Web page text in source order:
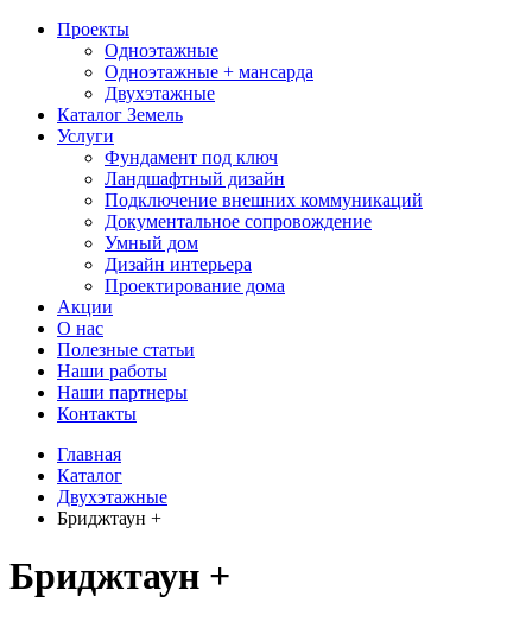
Проекты
Одноэтажные
Одноэтажные + мансарда
Двухэтажные
Каталог Земель
Услуги
Фундамент под ключ
Ландшафтный дизайн
Подключение внешних коммуникаций
Документальное сопровождение
Умный дом
Дизайн интерьера
Проектирование дома
Акции
О нас
Полезные статьи
Наши работы
Наши партнеры
Контакты
Главная
Каталог
Двухэтажные
Бриджтаун +
Бриджтаун +